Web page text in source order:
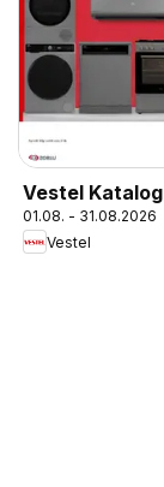
Vestel Katalog
01.08. - 31.08.2026
Vestel